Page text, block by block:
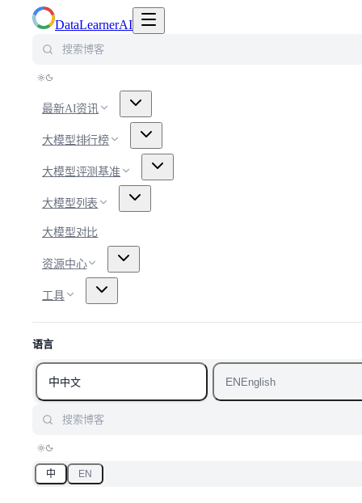
DataLearnerAI
最新AI资讯
大模型排行榜
大模型评测基准
大模型列表
大模型对比
资源中心
工具
语言
中中文 ENEnglish
中 EN